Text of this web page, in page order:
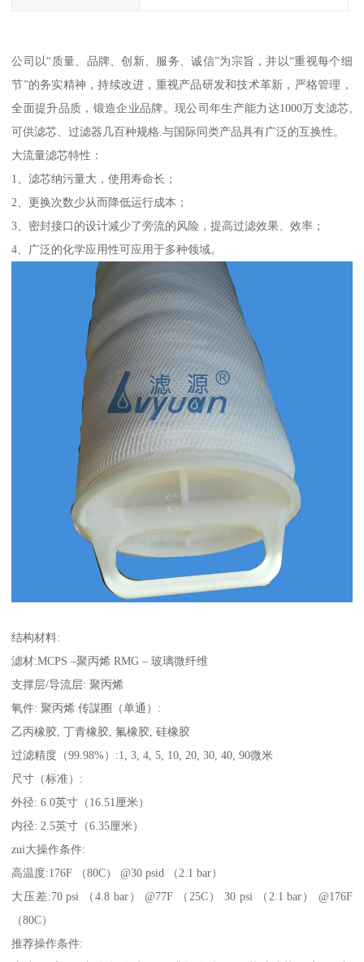
公司以“质量、品牌、创新、服务、诚信”为宗旨，并以“重视每个细
节”的务实精神，持续改进，重视产品研发和技术革新，严格管理，
全面提升品质，锻造企业品牌。现公司年生产能力达1000万支滤芯,
可供滤芯、过滤器几百种规格.与国际同类产品具有广泛的互换性。
大流量滤芯特性：
1、滤芯纳污量大，使用寿命长；
2、更换次数少从而降低运行成本；
3、密封接口的设计减少了旁流的风险，提高过滤效果、效率；
4、广泛的化学应用性可应用于多种领域。
结构材料:
滤材:MCPS –聚丙烯 RMG – 玻璃微纤维
支撑层/导流层: 聚丙烯
氠件: 聚丙烯 传謀圈（单通）:
乙丙橡胶, 丁青橡胶, 氟橡胶, 硅橡胶
过滤精度（99.98%）:1, 3, 4, 5, 10, 20, 30, 40, 90微米
尺寸（标准）:
外径: 6.0英寸（16.51厘米）
内径: 2.5英寸（6.35厘米）
zui大操作条件:
高温度:176F （80C） @30 psid （2.1 bar）
大压差:70 psi （4.8 bar） @77F （25C） 30 psi （2.1 bar） @176F
（80C）
推荐操作条件: